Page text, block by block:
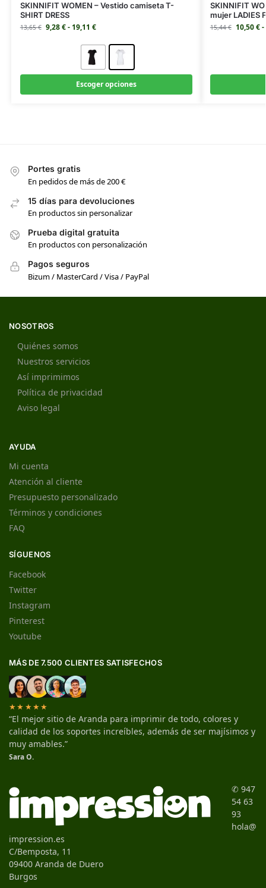
SKINNIFIT WOMEN – Vestido camiseta T-
SHIRT DRESS
13,65€ 9,28€- 19,11 €
Escoger opciones
SKINNIFIT
mujer LADIES
15,44€ 10,50€-
Portes gratis
En pedidos de más de 200 €
15 días para devoluciones
En productos sin personalizar
Prueba digital gratuita
En productos con personalización
Pagos seguros
Bizum / MasterCard / Visa / PayPal
NOSOTROS
Quiénes somos
Nuestros servicios
Así imprimimos
Política de privacidad
Aviso legal
AYUDA
Mi cuenta
Atención al cliente
Presupuesto personalizado
Términos y condiciones
FAQ
SÍGUENOS
Facebook
Twitter
Instagram
Pinterest
Youtube
MÁS DE 7.500 CLIENTES SATISFECHOS
★★★★★
“El mejor sitio de Aranda para imprimir de todo, colores y
calidad de los soportes increíbles, además de ser majísimos y
muy amables.”
Sara O.
✆ 947
54 63
93
hola@
impression.es
C/Bemposta, 11
09400 Aranda de Duero
Burgos